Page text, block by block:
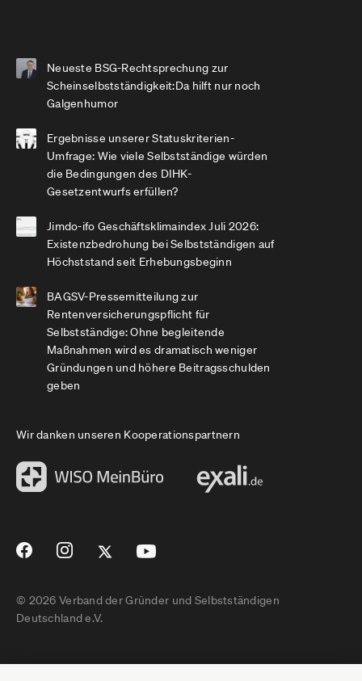
Neueste BSG-Rechtsprechung zur
Scheinselbstständigkeit:Da hilft nur noch
Galgenhumor
Ergebnisse unserer Statuskriterien-
Umfrage: Wie viele Selbstständige würden
die Bedingungen des DIHK-
Gesetzentwurfs erfüllen?
Jimdo-ifo Geschäftsklimaindex Juli 2026:
Existenzbedrohung bei Selbstständigen auf
Höchststand seit Erhebungsbeginn
BAGSV-Pressemitteilung zur
Rentenversicherungspflicht für
Selbstständige: Ohne begleitende
Maßnahmen wird es dramatisch weniger
Gründungen und höhere Beitragsschulden
geben
Wir danken unseren Kooperationspartnern
© 2026 Verband der Gründer und Selbstständigen
Deutschland e.V.
Impressum